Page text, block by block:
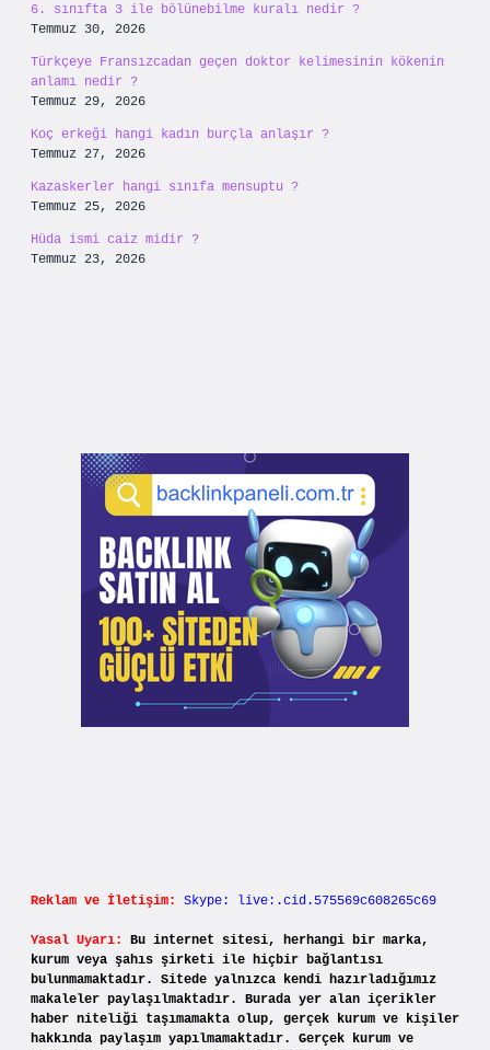
6. sınıfta 3 ile bölünebilme kuralı nedir ?
Temmuz 30, 2026
Türkçeye Fransızcadan geçen doktor kelimesinin kökenin
anlamı nedir ?
Temmuz 29, 2026
Koç erkeği hangi kadın burçla anlaşır ?
Temmuz 27, 2026
Kazaskerler hangi sınıfa mensuptu ?
Temmuz 25, 2026
Hüda ismi caiz midir ?
Temmuz 23, 2026
Reklam ve İletişim: Skype: live:.cid.575569c608265c69
Yasal Uyarı:
Bu internet sitesi, herhangi bir marka,
kurum veya şahıs şirketi ile hiçbir bağlantısı
bulunmamaktadır. Sitede yalnızca kendi hazırladığımız
makaleler paylaşılmaktadır. Burada yer alan içerikler
haber niteliği taşımamakta olup, gerçek kurum ve kişiler
hakkında paylaşım yapılmamaktadır. Gerçek kurum ve